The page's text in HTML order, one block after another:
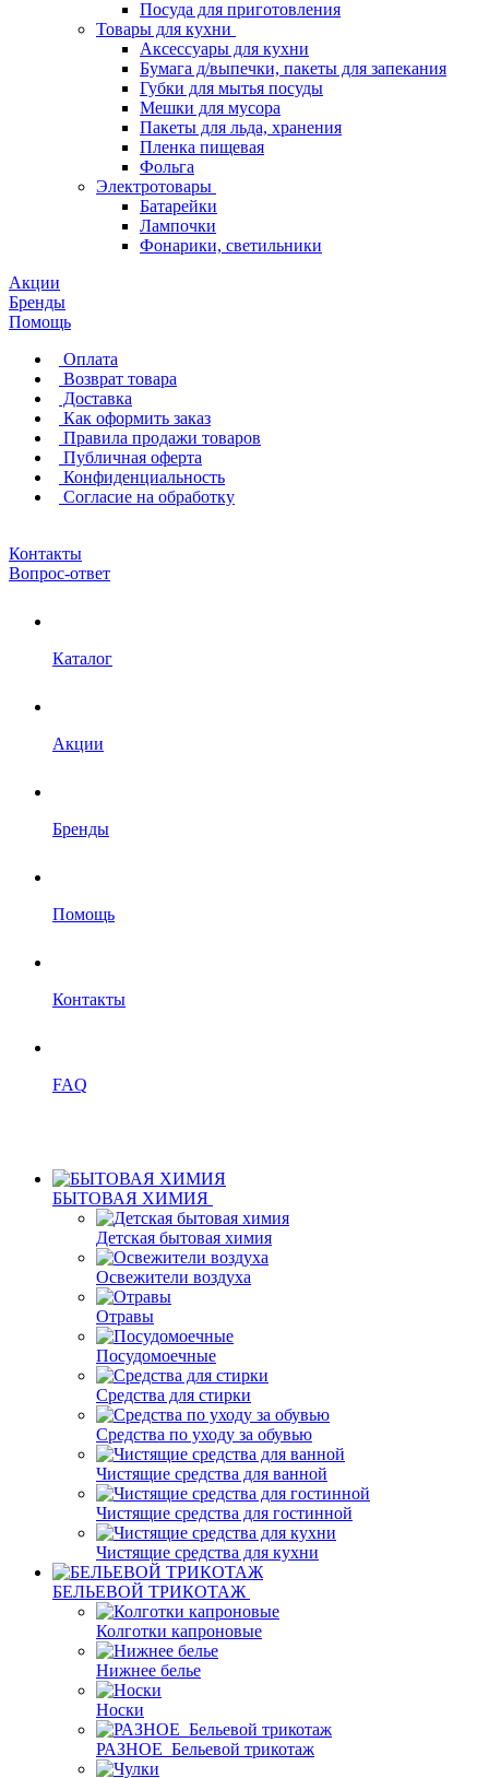
Посуда для приготовления
Товары для кухни
Аксессуары для кухни
Бумага д/выпечки, пакеты для запекания
Губки для мытья посуды
Мешки для мусора
Пакеты для льда, хранения
Пленка пищевая
Фольга
Электротовары
Батарейки
Лампочки
Фонарики, светильники
Акции
Бренды
Помощь
Оплата
Возврат товара
Доставка
Как оформить заказ
Правила продажи товаров
Публичная оферта
Конфиденциальность
Согласие на обработку
Контакты
Вопрос-ответ
Каталог
Акции
Бренды
Помощь
Контакты
FAQ
БЫТОВАЯ ХИМИЯ
Детская бытовая химия
Освежители воздуха
Отравы
Посудомоечные
Средства для стирки
Средства по уходу за обувью
Чистящие средства для ванной
Чистящие средства для гостинной
Чистящие средства для кухни
БЕЛЬЕВОЙ ТРИКОТАЖ
Колготки капроновые
Нижнее белье
Носки
РАЗНОЕ_Бельевой трикотаж